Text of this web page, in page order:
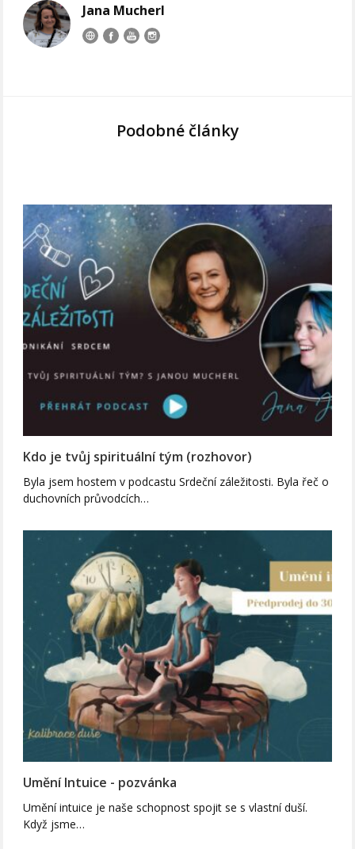
Jana Mucherl
Podobné články
Kdo je tvůj spirituální tým (rozhovor)
Byla jsem hostem v podcastu Srdeční záležitosti. Byla řeč o
duchovních průvodcích…
Umění Intuice - pozvánka
Umění intuice je naše schopnost spojit se s vlastní duší.
Když jsme…